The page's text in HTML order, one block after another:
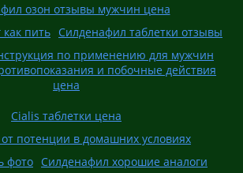
озон отзывы мужчин цена
пить Силденафил таблетки отзывы
по применению для мужчин
и побочные действия
цена
Cialis таблетки цена
потенции в домашних условиях
фото Силденафил хорошие аналоги